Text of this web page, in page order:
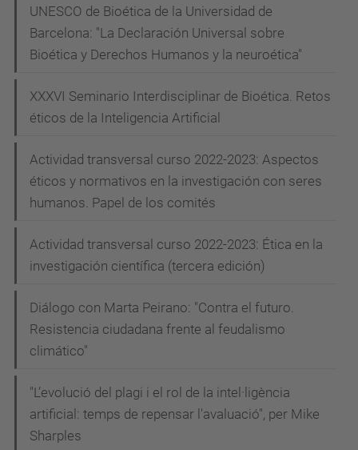
z
Presentació
1er
llibre
Diàlegs
UPCArts
tecnoètica"
Cecilio
Angulo
Carissa
UNESCO de Bioética de la Universidad de
Barcelona: "La Declaración Universal sobre
Bioética y Derechos Humanos y la neuroética"
XXXVI Seminario Interdisciplinar de Bioética. Retos
éticos de la Inteligencia Artificial
Actividad transversal curso 2022-2023: Aspectos
éticos y normativos en la investigación con seres
humanos. Papel de los comités
Actividad transversal curso 2022-2023: Ética en la
investigación científica (tercera edición)
Diálogo con Marta Peirano: "Contra el futuro.
Resistencia ciudadana frente al feudalismo
climático"
"L’evolució del plagi i el rol de la intel·ligència
artificial: temps de repensar l'avaluació", per Mike
Sharples